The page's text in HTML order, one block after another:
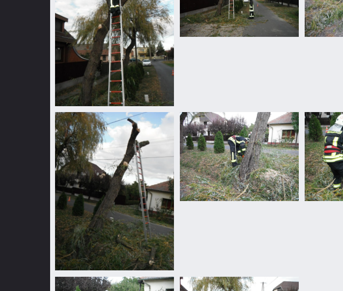
Fűzfa
megdőlt
Fűzfa
megdőlt